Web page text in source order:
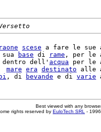
scese a fare le sue
base di rame , per le
dell' acqua per le
mare era destinato alle
, di bevande e di varie
Best viewed with any
rights reserved by EuloTech SRL -